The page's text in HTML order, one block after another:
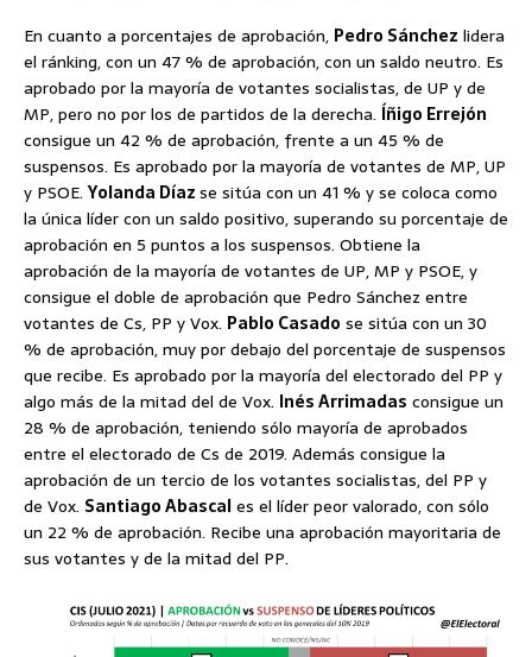
En cuanto a porcentajes de aprobación, Pedro Sánchez lidera
el ránking, con un 47 % de aprobación, con un saldo neutro. Es
aprobado por la mayoría de votantes socialistas, de UP y de
MP, pero no por los de partidos de la derecha. Íñigo Errejón
consigue un 42 % de aprobación, frente a un 45 % de
suspensos. Es aprobado por la mayoría de votantes de MP, UP
y PSOE. Yolanda Díazse sitúa con un 41 % y se coloca como
la única líder con un saldo positivo, superando su porcentaje de
aprobación en 5 puntos a los suspensos. Obtiene la
aprobación de la mayoría de votantes de UP, MP y PSOE, y
consigue el doble de aprobación que Pedro Sánchez entre
votantes de Cs, PP y Vox. Pablo Casado se sitúa con un 30
% de aprobación, muy por debajo del porcentaje de suspensos
que recibe. Es aprobado por la mayoría del electorado del PP y
algo más de la mitad del de Vox. Inés Arrimadas consigue un
28 % de aprobación, teniendo sólo mayoría de aprobados
entre el electorado de Cs de 2019. Además consigue la
aprobación de un tercio de los votantes socialistas, del PP y
de Vox. Santiago Abascales el líder peor valorado, con sólo
un 22 % de aprobación. Recibe una aprobación mayoritaria de
sus votantes y de la mitad del PP.